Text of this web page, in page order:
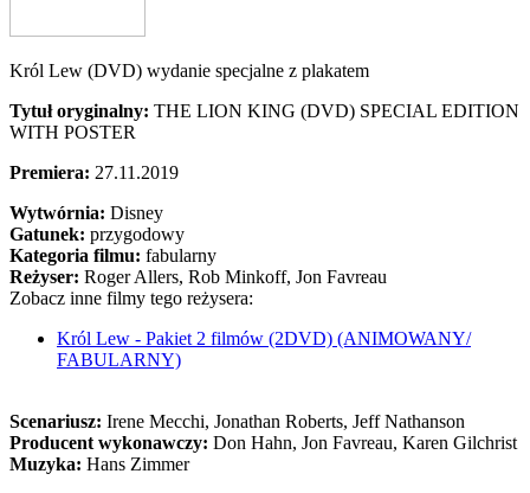
Król Lew (DVD) wydanie specjalne z plakatem
Tytuł oryginalny: THE LION KING (DVD) SPECIAL EDITION
WITH POSTER
Premiera: 27.11.2019
Wytwórnia: Disney
Gatunek: przygodowy
Kategoria filmu: fabularny
Reżyser: Roger Allers, Rob Minkoff, Jon Favreau
Zobacz inne filmy tego reżysera:
Król Lew - Pakiet 2 filmów (2DVD) (ANIMOWANY/
FABULARNY)
Scenariusz: Irene Mecchi, Jonathan Roberts, Jeff Nathanson
Producent wykonawczy: Don Hahn, Jon Favreau, Karen Gilchrist
Muzyka: Hans Zimmer